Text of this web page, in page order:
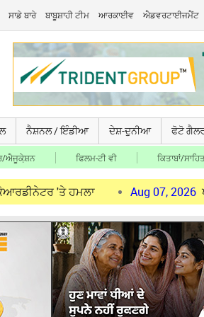
ਸਾਡੇ ਬਾਰੇ ਬਾਬੂਸ਼ਾਹੀ ਟੀਮ ਆਰਕਾਈਵ ਐਡਵਰਟਾਈਜਮੈਂਟ
ਨੈਸ਼ਨਲ / ਇੰਡੀਆ ਦੇਸ਼-ਦੁਨੀਆ ਫੋਟੋ
ਐਜੂਕੇ਼ਸ਼ਨ ਫਿਲਮ-ਟੀ ਵੀ ਕਿਤਾਬਾਂ/
ਹਮਲਾ Aug 07, 2026 ਪਹਿਲੀ